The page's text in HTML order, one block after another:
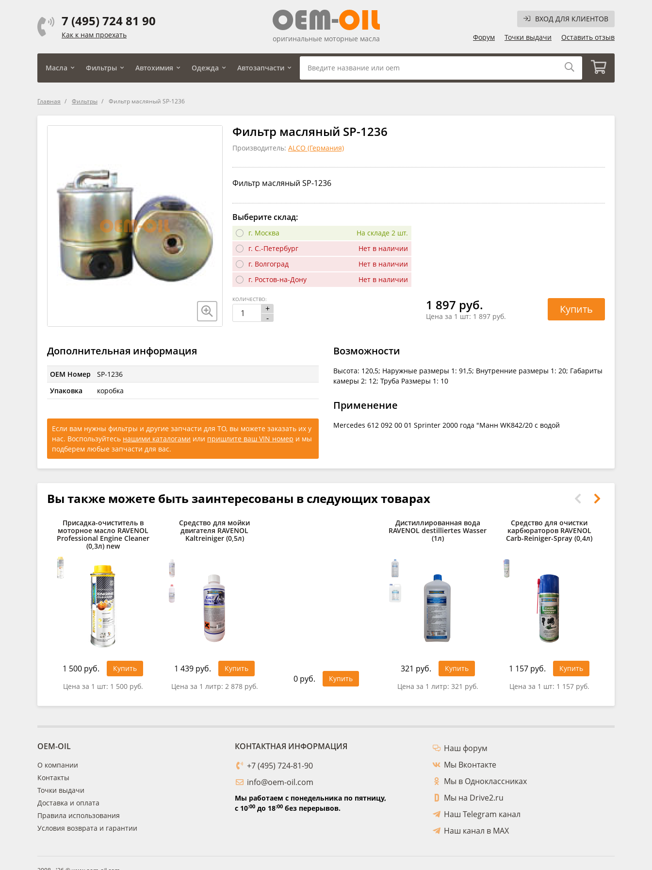
7 (495) 724 81 90
Как к нам проехать
ВХОД ДЛЯ КЛИЕНТОВ
Форум
Точки выдачи Оставить отзыв
оригинальные моторные масла
Масла Фильтры Автохимия Одежда Автозапчасти
Главная Фильтры Фильтр масляный SP-1236
Фильтр масляный SP-1236
Производитель: ALCO (Германия)
Фильтр масляный SP-1236
Выберите склад:
г. Москва
На складе 2 шт.
г. С.-Петербург
Нет в наличии
г. Волгоград
Нет в наличии
г. Ростов-на-Дону
Нет в наличии
1 897 руб.
Цена за 1 шт: 1 897 руб.
+
-
КОЛИЧЕСТВО:
Купить
Дополнительная информация
OEM Номер
SP-1236
Упаковка
коробка
Если вам нужны фильтры и другие запчасти для ТО, вы можете заказать их у
нас. Воспользуйтесь нашими каталогами или пришлите ваш VIN номер и мы
подберем любые запчасти для вас.
Возможности
Высота: 120,5; Наружные размеры 1: 91,5; Внутренние размеры 1: 20; Габариты
камеры 2: 12; Труба Размеры 1: 10
Применение
Mercedes 612 092 00 01 Sprinter 2000 года "Манн WK842/20 с водой
Вы также можете быть заинтересованы в следующих товарах
Присадка-очиститель в
моторное масло RAVENOL
Professional Engine Cleaner
(0,3л) new
1 500 руб.
Купить
Цена за 1 шт: 1 500 руб.
Средство для мойки
двигателя RAVENOL
Kaltreiniger (0,5л)
1 439 руб.
Купить
Цена за 1 литр: 2 878 руб.
0 руб. Купить
Дистиллированная вода
RAVENOL destilliertes Wasser
(1л)
321 руб.
Купить
Цена за 1 литр: 321 руб.
Средство для очистки
карбюраторов RAVENOL
Carb-Reiniger-Spray (0,4л)
1 157 руб.
Купить
Цена за 1 шт: 1 157 руб.
OEM-OIL
О компании
Контакты
Точки выдачи
Доставка и оплата
Правила использования
Условия возврата и гарантии
КОНТАКТНАЯ ИНФОРМАЦИЯ
+7 (495) 724-81-90
info@oem-oil.com
Мы работаем с понедельника по пятницу,
с 10:00до 18:00без перерывов.
Наш форум
Мы Вконтакте
Мы в Одноклассниках
Мы на Drive2.ru
Наш Telegram канал
Наш канал в MAX